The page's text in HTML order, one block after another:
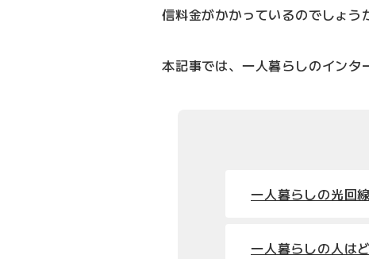
信料金がかかっているのでしょう
本記事では、一人暮らしのインタ
一人暮らしの光回
一人暮らしの人は